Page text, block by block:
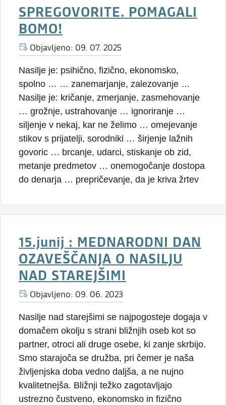
SPREGOVORITE. POMAGALI
BOMO!
Objavljeno: 09. 07. 2025
Nasilje je: psihično, fizično, ekonomsko,
spolno … … zanemarjanje, zalezovanje …
Nasilje je: kričanje, zmerjanje, zasmehovanje
… grožnje, ustrahovanje … ignoriranje …
siljenje v nekaj, kar ne želimo … omejevanje
stikov s prijatelji, sorodniki … širjenje lažnih
govoric … brcanje, udarci, stiskanje ob zid,
metanje predmetov … onemogočanje dostopa
do denarja … prepričevanje, da je kriva žrtev
15.junij : MEDNARODNI DAN
OZAVEŠČANJA O NASILJU
NAD STAREJŠIMI
Objavljeno: 09. 06. 2023
Nasilje nad starejšimi se najpogosteje dogaja v
domačem okolju s strani bližnjih oseb kot so
partner, otroci ali druge osebe, ki zanje skrbijo.
Smo starajoča se družba, pri čemer je naša
življenjska doba vedno daljša, a ne nujno
kvalitetnejša. Bližnji težko zagotavljajo
ustrezno čustveno, ekonomsko in fizično